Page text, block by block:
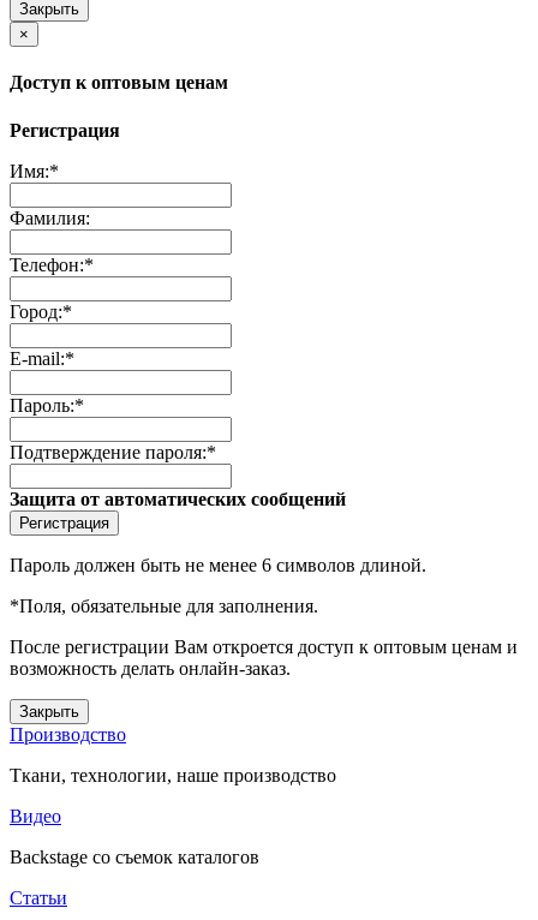
Закрыть
×
Доступ к оптовым ценам
Регистрация
Имя:*
Фамилия:
Телефон:*
Город:*
E-mail:*
Пароль:*
Подтверждение пароля:*
Защита от автоматических сообщений
Пароль должен быть не менее 6 символов длиной.
*Поля, обязательные для заполнения.
После регистрации Вам откроется доступ к оптовым ценам и
возможность делать онлайн-заказ.
Закрыть
Производство
Ткани, технологии, наше производство
Видео
Backstage со съемок каталогов
Статьи